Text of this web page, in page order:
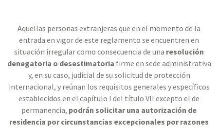
Aquellas personas extranjeras que en el momento de la
entrada en vigor de este reglamento se encuentren en
situación irregular como consecuencia de una resolución
denegatoria o desestimatoria firme en sede administrativa
y, en su caso, judicial de su solicitud de protección
internacional, y reúnan los requisitos generales y específicos
establecidos en el capítulo I del título VII excepto el de
permanencia, podrán solicitar una autorización de
residencia por circunstancias excepcionales por razones